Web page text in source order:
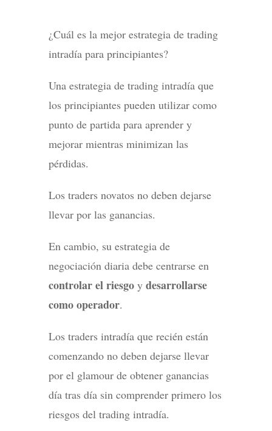
¿Cuál es la mejor estrategia de trading
intradía para principiantes?
Una estrategia de trading intradía que
los principiantes pueden utilizar como
punto de partida para aprender y
mejorar mientras minimizan las
pérdidas.
Los traders novatos no deben dejarse
llevar por las ganancias.
En cambio, su estrategia de
negociación diaria debe centrarse en
controlar el riesgo y desarrollarse
como operador.
Los traders intradía que recién están
comenzando no deben dejarse llevar
por el glamour de obtener ganancias
día tras día sin comprender primero los
riesgos del trading intradía.